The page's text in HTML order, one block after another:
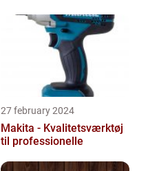
27 february 2024
Makita - Kvalitetsværktøj
til professionelle